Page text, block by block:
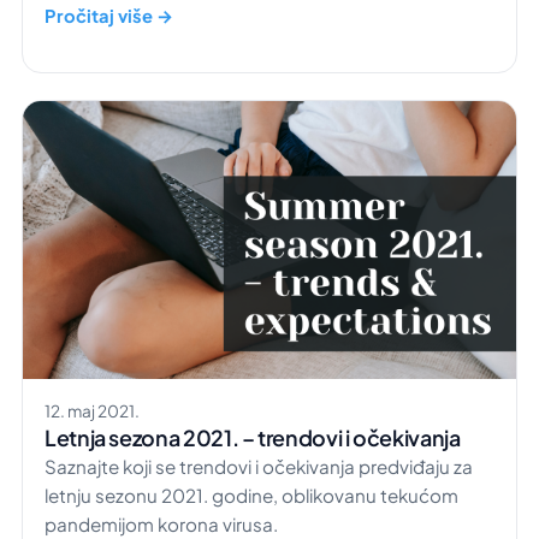
maksimizaciju prihoda.
Pročitaj više →
12. maj 2021.
Letnja sezona 2021. – trendovi i očekivanja
Saznajte koji se trendovi i očekivanja predviđaju za
letnju sezonu 2021. godine, oblikovanu tekućom
pandemijom korona virusa.